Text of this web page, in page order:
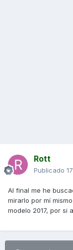
Rott
Publicado
Al final me he
mirarlo por mí
modelo 2017, por si